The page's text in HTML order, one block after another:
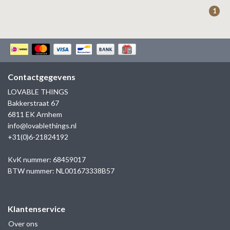
KAPTEN & SON
1
Contactgegevens
LOVABLE THINGS
Bakkerstraat 67
6811 EK Arnhem
info@lovablethings.nl
+31(0)6-21824192
KvK nummer: 68459017
BTW nummer: NL001673338B57
Klantenservice
Over ons